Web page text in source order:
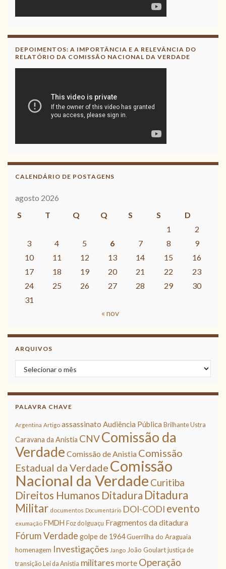
DEPOIMENTOS: A IMPORTÂNCIA E A RELEVÂNCIA DO
RELATÓRIO DA COMISSÃO NACIONAL DA VERDADE
CALENDÁRIO DE POSTAGENS
agosto 2026
S
T Q Q S S
D
1
2
3
4 5 6 7 8
9
10
11 12 13 14 15
16
17
18 19 20 21 22
23
24
25 26 27 28 29
30
31
« nov
ARQUIVOS
Arquivos
PALAVRA CHAVE
Argentina Artigo assassinato Audiência Pública Brilhante Ustra
Caravana da Anistia CNVComissão da
Verdade Comissão de Anistia Comissão
Estadual da Verdade Comissão
Nacional da Verdade Curitiba
Direitos Humanos Ditadura Ditadura
Militar documentos Documentário DOI-CODI evento
exumação FMDH Foz do Iguaçu Fragmentos da ditadura
Fórum Verdade golpe de 1964Guerrilha do Araguaia
homenagem Investigações Jango João Goulart justiça de
transição Lei da Anistia militares morte Operação